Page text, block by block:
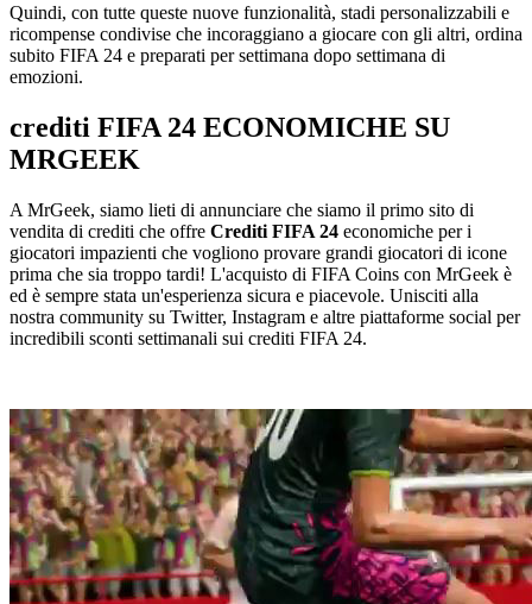
Quindi, con tutte queste nuove funzionalità, stadi personalizzabili e
ricompense condivise che incoraggiano a giocare con gli altri, ordina
subito FIFA 24 e preparati per settimana dopo settimana di
emozioni.
crediti FIFA 24 ECONOMICHE SU
MRGEEK
A MrGeek, siamo lieti di annunciare che siamo il primo sito di
vendita di crediti che offre Crediti FIFA 24 economiche per i
giocatori impazienti che vogliono provare grandi giocatori di icone
prima che sia troppo tardi! L'acquisto di FIFA Coins con MrGeek è
ed è sempre stata un'esperienza sicura e piacevole. Unisciti alla
nostra community su Twitter, Instagram e altre piattaforme social per
incredibili sconti settimanali sui crediti FIFA 24.